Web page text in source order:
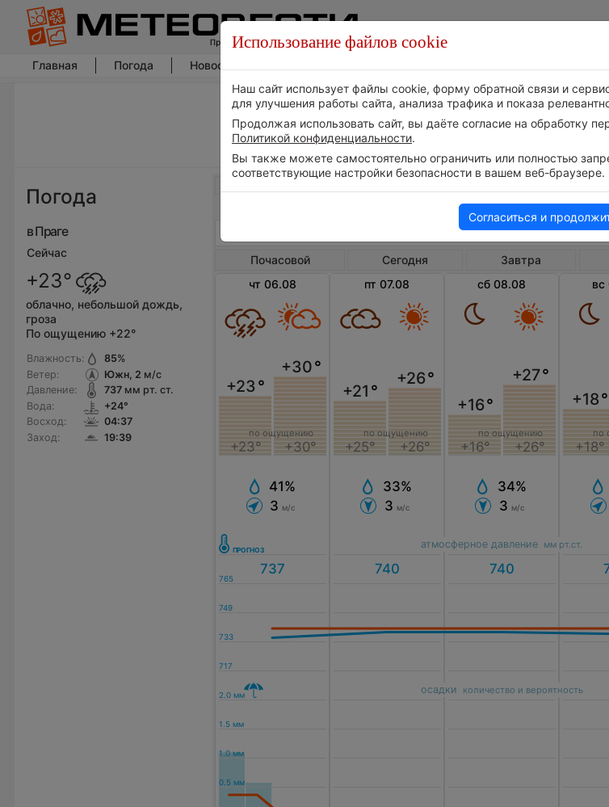
Главная Погода Новости погоды
Погода
в Праге
Сейчас
+23°
облачно, небольшой дождь,
гроза
По ощущению +22°
Влажность:
Ветер:
Давление:
Вода:
Восход:
Заход:
85%
Южн, 2 м/с
737мм рт. ст.
+24°
04:37
19:39
Погода в Праге
Почасовой Сегодня Завтра
чт 06.08
+23°
+23°
+30°
+30°
по ощущению
41%
3 м/с
пт 07.08
+21 °
+25°
+26°
+26°
по ощущению
33%
3 м/с
сб 08.08
+16°
+16°
+27°
+26°
по ощущению
34%
3 м/с
вс
+18°
+18°
по
атмосферное давление мм рт.ст.
осадки количество и вероятность
Использование файлов cookie
Наш сайт использует файлы cookie, форму обратной связи и
для улучшения работы сайта, анализа трафика и показа
Продолжая использовать сайт, вы даёте согласие на обработку
Политикой конфиденциальности.
Вы также можете самостоятельно ограничить или полностью
соответствующие настройки безопасности в вашем веб-браузере.
Согласиться и